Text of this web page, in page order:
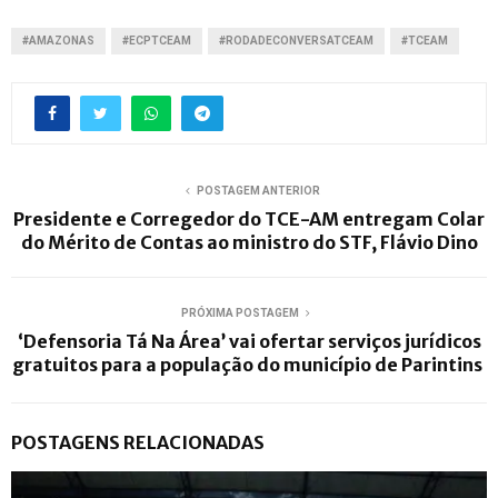
#AMAZONAS #ECPTCEAM #RODADECONVERSATCEAM #TCEAM
POSTAGEM ANTERIOR
Presidente e Corregedor do TCE-AM entregam Colar
do Mérito de Contas ao ministro do STF, Flávio Dino
PRÓXIMA POSTAGEM
‘Defensoria Tá Na Área’ vai ofertar serviços jurídicos
gratuitos para a população do município de Parintins
POSTAGENS RELACIONADAS